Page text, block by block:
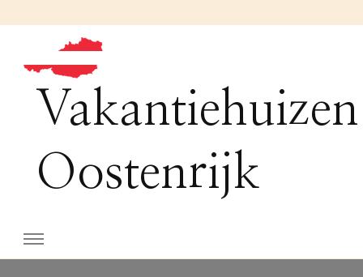
Vakantiehuizen
Oostenrijk